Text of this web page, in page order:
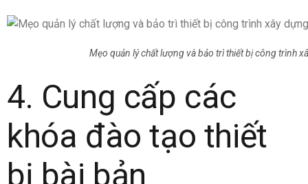
Mẹo quản lý chất lượng và bảo trì thiết bị công trình
4. Cung cấp các
khóa đào tạo thiết
bị bài bản